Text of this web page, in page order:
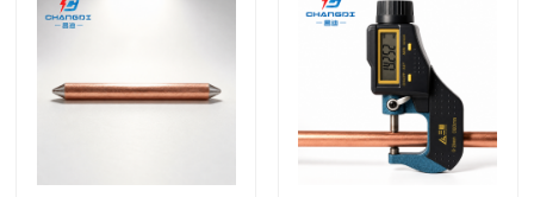
Videos
Over ons